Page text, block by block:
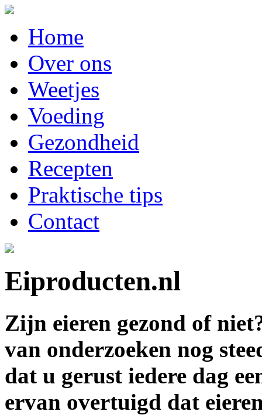
Home
Over ons
Weetjes
Voeding
Gezondheid
Recepten
Praktische tips
Contact
Eiproducten.nl
Zijn eieren gezond of
van onderzoeken nog
dat u gerust iedere dag
ervan overtuigd dat